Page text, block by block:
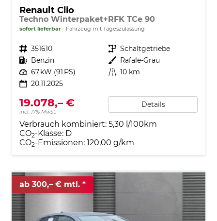
Renault Clio
Techno Winterpaket+RFK TCe 90
sofort lieferbar Fahrzeug mit Tageszulassung
Fahrzeugnr. 351610 Getriebe Schaltgetriebe
Kraftstoff Benzin Außenfarbe Rafale-Grau
Leistung 67 kW (91 PS) Kilometerstand 10 km
20.11.2025
19.078,– €
incl. 17% MwSt.
Details
Verbrauch kombiniert: 5,30 l/100km
CO2-Klasse: D
CO2-Emissionen: 120,00 g/km
ab 300,– € mtl.